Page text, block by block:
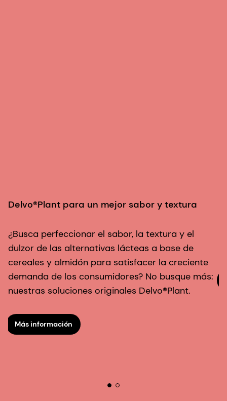
Delvo®Plant para un mejor sabor y textura
¿Busca perfeccionar el sabor, la textura y el
dulzor de las alternativas lácteas a base de
cereales y almidón para satisfacer la creciente
demanda de los consumidores? No busque más:
nuestras soluciones originales Delvo®Plant.
Más información